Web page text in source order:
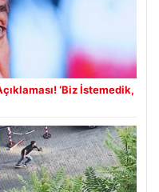
‘Biz İstemedik,